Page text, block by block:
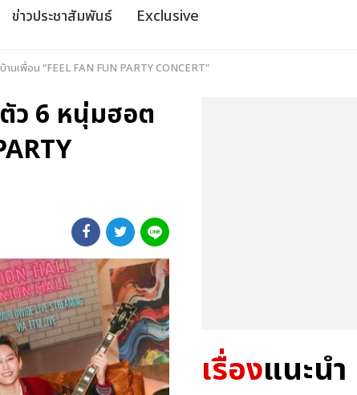
ข่าวประชาสัมพันธ์ Exclusive
เพื่อน “FEEL FAN FUN PARTY CONCERT”
ว 6 หนุ่มฮอต
เรื่องแนะนำ